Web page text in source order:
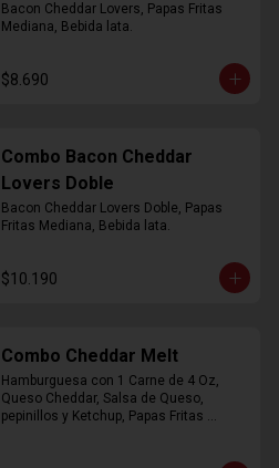
Bacon Cheddar Lovers, Papas Fritas
Mediana, Bebida lata.
$8.690
Combo Bacon Cheddar
Lovers Doble
Bacon Cheddar Lovers Doble, Papas
Fritas Mediana, Bebida lata.
$10.190
Combo Cheddar Melt
Hamburguesa con 1 Carne de 4 Oz,
Queso Cheddar, Salsa de Queso,
pepinillos y Ketchup, Papas Fritas